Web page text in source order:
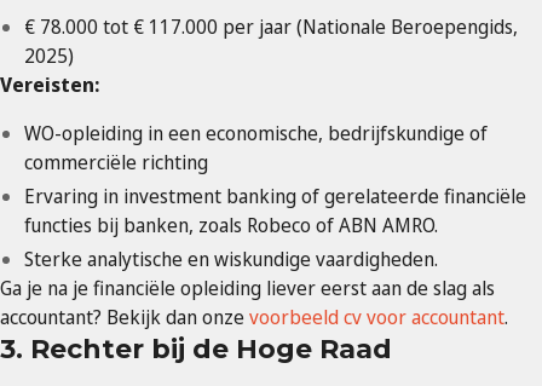
€ 78.000 tot € 117.000 per jaar (Nationale Beroepengids,
2025)
Vereisten:
WO-opleiding in een economische, bedrijfskundige of
commerciële richting
Ervaring in investment banking of gerelateerde financiële
functies bij banken, zoals Robeco of ABN AMRO.
Sterke analytische en wiskundige vaardigheden.
Ga je na je financiële opleiding liever eerst aan de slag als
accountant? Bekijk dan onzevoorbeeld cv voor accountant.
3. Rechter bij de Hoge Raad